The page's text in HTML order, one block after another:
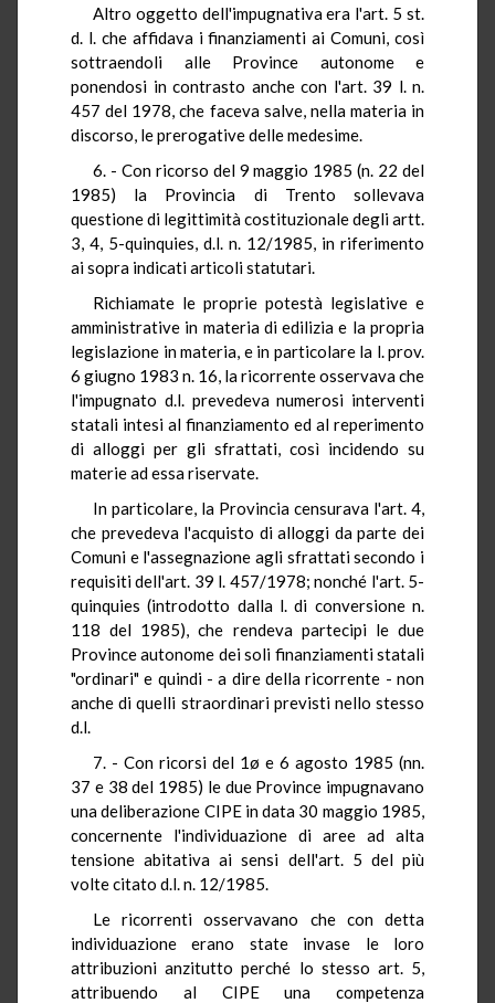
Altro oggetto dell'impugnativa era l'art. 5 st.
d. l. che affidava i finanziamenti ai Comuni, così
sottraendoli alle Province autonome e
ponendosi in contrasto anche con l'art. 39 l. n.
457 del 1978, che faceva salve, nella materia in
discorso, le prerogative delle medesime.
6. - Con ricorso del 9 maggio 1985 (n. 22 del
1985) la Provincia di Trento sollevava
questione di legittimità costituzionale degli artt.
3, 4, 5-quinquies, d.l. n. 12/1985, in riferimento
ai sopra indicati articoli statutari.
Richiamate le proprie potestà legislative e
amministrative in materia di edilizia e la propria
legislazione in materia, e in particolare la l. prov.
6 giugno 1983 n. 16, la ricorrente osservava che
l'impugnato d.l. prevedeva numerosi interventi
statali intesi al finanziamento ed al reperimento
di alloggi per gli sfrattati, così incidendo su
materie ad essa riservate.
In particolare, la Provincia censurava l'art. 4,
che prevedeva l'acquisto di alloggi da parte dei
Comuni e l'assegnazione agli sfrattati secondo i
requisiti dell'art. 39 l. 457/1978; nonché l'art. 5-
quinquies (introdotto dalla l. di conversione n.
118 del 1985), che rendeva partecipi le due
Province autonome dei soli finanziamenti statali
"ordinari" e quindi - a dire della ricorrente - non
anche di quelli straordinari previsti nello stesso
d.l.
7. - Con ricorsi del 1ø e 6 agosto 1985 (nn.
37 e 38 del 1985) le due Province impugnavano
una deliberazione CIPE in data 30 maggio 1985,
concernente l'individuazione di aree ad alta
tensione abitativa ai sensi dell'art. 5 del più
volte citato d.l. n. 12/1985.
Le ricorrenti osservavano che con detta
individuazione erano state invase le loro
attribuzioni anzitutto perché lo stesso art. 5,
attribuendo al CIPE una competenza